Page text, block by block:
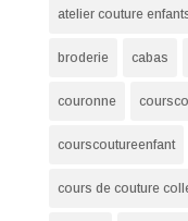
atelier couture
broderie cabas
couronne
courscoutureenfant
cours de couture